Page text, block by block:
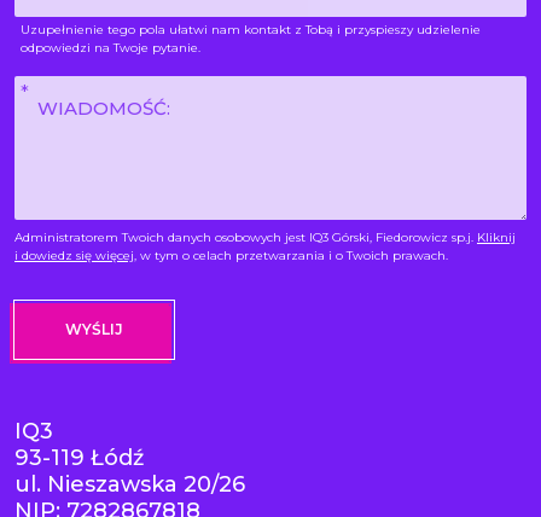
Uzupełnienie tego pola ułatwi nam kontakt z Tobą i przyspieszy udzielenie
odpowiedzi na Twoje pytanie.
Wiadomość
Administratorem Twoich danych osobowych jest IQ3 Górski, Fiedorowicz sp.j. Kliknij
i dowiedz się więcej, w tym o celach przetwarzania i o Twoich prawach.
IQ3
93-119 Łódź
ul. Nieszawska 20/26
NIP: 7282867818